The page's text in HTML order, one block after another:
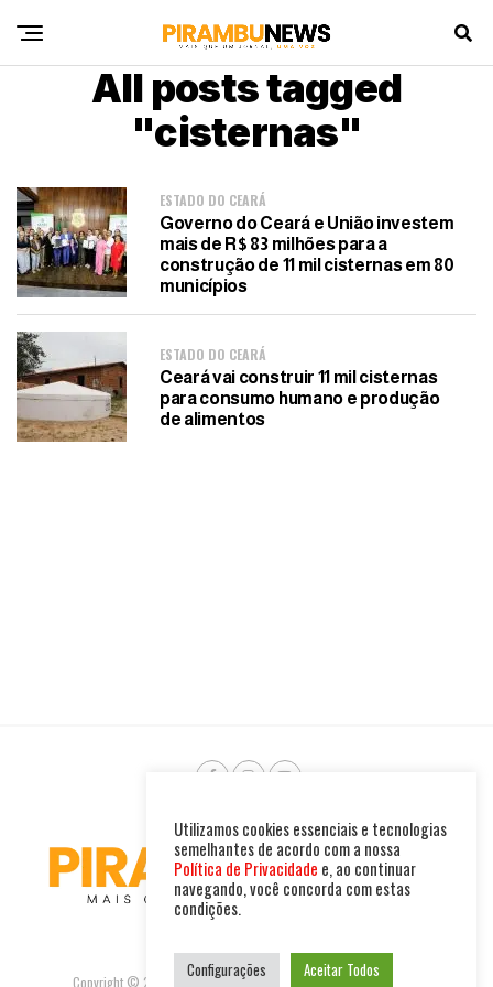
All posts tagged
"cisternas"
ESTADO DO CEARÁ
Governo do Ceará e União investem
mais de R$ 83 milhões para a
construção de 11 mil cisternas em 80
municípios
ESTADO DO CEARÁ
Ceará vai construir 11 mil cisternas
para consumo humano e produção
de alimentos
Copyright © 2025. Todos os direitos reservados. PIRAMBU NEWS
Utilizamos cookies essenciais e tecnologias
semelhantes de acordo com a nossa
Política de Privacidade e, ao continuar
navegando, você concorda com estas
condições.
Configurações Aceitar Todos